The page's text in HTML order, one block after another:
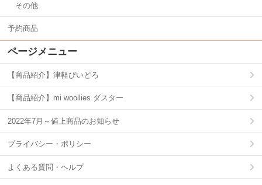
その他
予約商品
ページメニュー
【商品紹介】津軽びいどろ
【商品紹介】mi woollies ダスター
2022年7月～値上商品のお知らせ
プライバシー・ポリシー
よくある質問・ヘルプ